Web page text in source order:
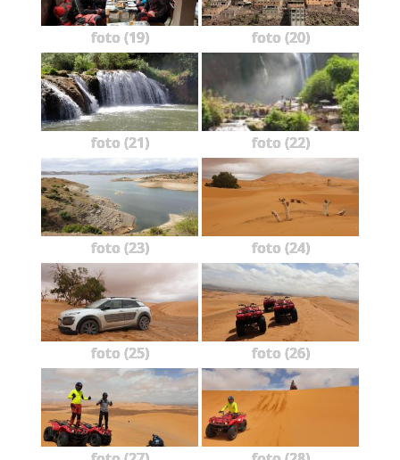
foto (19) foto (20)
foto (21) foto (22)
foto (23) foto (24)
foto (25) foto (26)